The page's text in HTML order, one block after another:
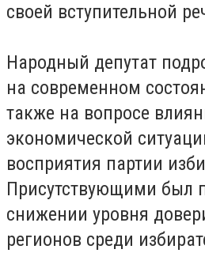
своей вступительной
Народный депутат
на современном
также на вопросе
экономической
восприятия партии
Присутствующими был
снижении уровня
регионов среди